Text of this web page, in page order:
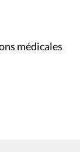
médicales